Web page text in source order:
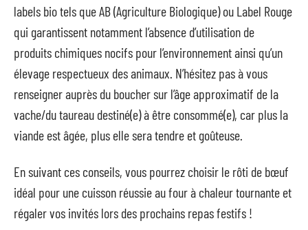
labels bio tels que AB (Agriculture Biologique) ou Label Rouge
qui garantissent notamment l’absence d’utilisation de
produits chimiques nocifs pour l’environnement ainsi qu’un
élevage respectueux des animaux. N’hésitez pas à vous
renseigner auprès du boucher sur l’âge approximatif de la
vache/du taureau destiné(e) à être consommé(e), car plus la
viande est âgée, plus elle sera tendre et goûteuse.
En suivant ces conseils, vous pourrez choisir le rôti de bœuf
idéal pour une cuisson réussie au four à chaleur tournante et
régaler vos invités lors des prochains repas festifs !